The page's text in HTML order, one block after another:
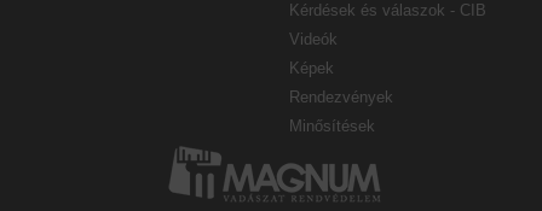
Kérdések és válaszok - CIB
Videók
Képek
Rendezvények
Minősítések